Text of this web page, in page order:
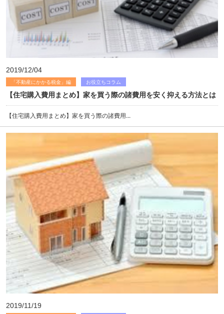
2019/12/04
「不動産にかかる税金」編 お役立ちコラム
【住宅購入費用まとめ】家を買う際の諸費用を安く抑える方法とは
【住宅購入費用まとめ】家を買う際の諸費用...
2019/11/19